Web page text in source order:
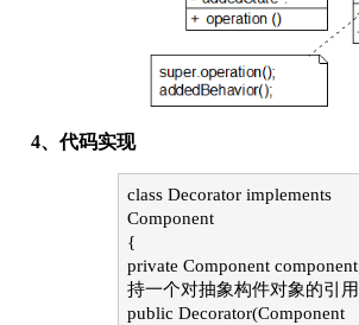
4、代码实现
class Decorator implements
Component
{
private Component
持一个对抽象构件对象的引用
public Decorator(Component